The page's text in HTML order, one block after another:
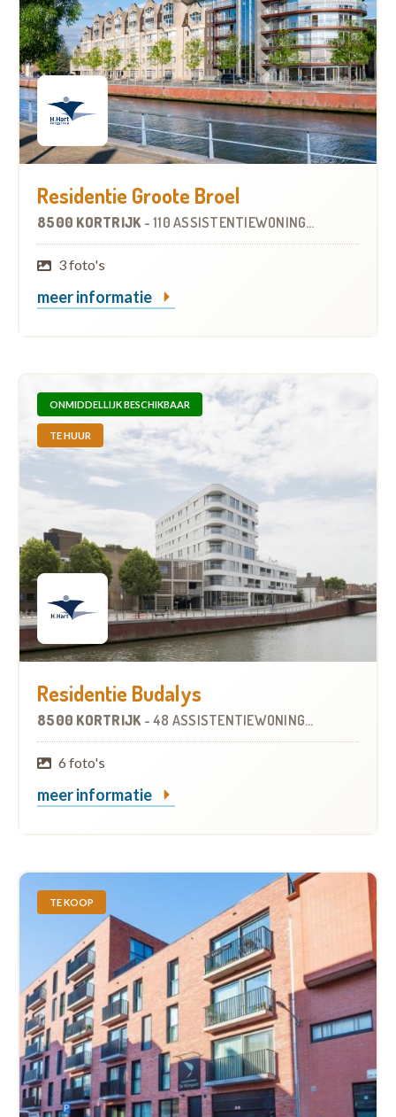
Residentie Groote Broel
8500 KORTRIJK - 110 ASSISTENTIEWONINGEN
3 foto's
meer informatie
ONMIDDELLIJK BESCHIKBAAR
TE HUUR
Residentie Budalys
8500 KORTRIJK - 48 ASSISTENTIEWONINGEN
6 foto's
meer informatie
TE KOOP